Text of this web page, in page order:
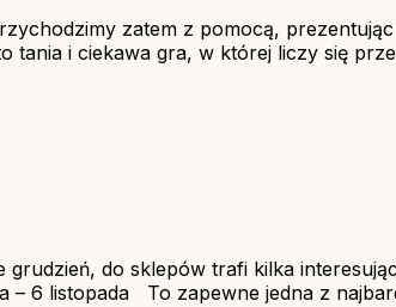
zatem z pomocą,
tania i ciekawa gra, w której liczy się
do sklepów trafi kilka
– 6 listopada To zapewne jedna z